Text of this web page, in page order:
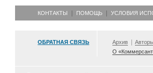
КОНТАКТЫ ПОМОЩЬ УСЛОВИЯ
ОБРАТНАЯ СВЯЗЬ Архив Авторы
О